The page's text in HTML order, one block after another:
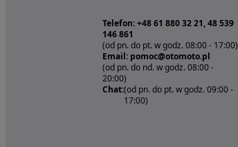
Telefon: +48 61 880 32 21, 48 539
146 861
(od pn. do pt. w godz. 08:00 - 17:00)
Email: pomoc@otomoto.pl
(od pn. do nd. w godz. 08:00 -
20:00)
Chat:(od pn. do pt. w godz. 09:00 -
17:00)